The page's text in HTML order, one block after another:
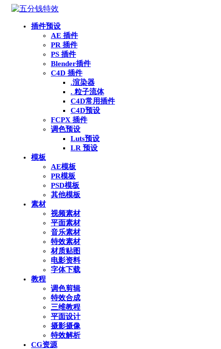
插件预设
AE 插件
PR 插件
PS 插件
Blender插件
C4D 插件
.渲染器
. 粒子流体
C4D常用插件
C4D预设
FCPX 插件
调色预设
Luts预设
LR 预设
模板
AE模板
PR模板
PSD模板
其他模板
素材
视频素材
平面素材
音乐素材
特效素材
材质贴图
电影资料
字体下载
教程
调色剪辑
特效合成
三维教程
平面设计
摄影摄像
特效解析
CG资源